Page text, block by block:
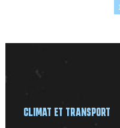
CLIMAT ET TRANSPORT